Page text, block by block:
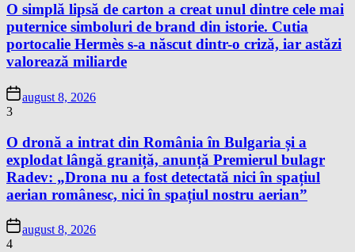
O simplă lipsă de carton a creat unul dintre cele mai
puternice simboluri de brand din istorie. Cutia
portocalie Hermès s-a născut dintr-o criză, iar astăzi
valorează miliarde
august 8, 2026
3
O dronă a intrat din România în Bulgaria și a
explodat lângă graniță, anunță Premierul bulagr
Radev: „Drona nu a fost detectată nici în spațiul
aerian românesc, nici în spațiul nostru aerian”
august 8, 2026
4